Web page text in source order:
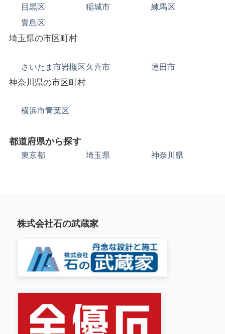
目黒区
稲城市
練馬区
豊島区
埼玉県の市区町村
さいたま市岩槻区久喜市 蓮田市
神奈川県の市区町村
横浜市青葉区
都道府県から探す
東京都 埼玉県 神奈川県
株式会社石の武蔵家